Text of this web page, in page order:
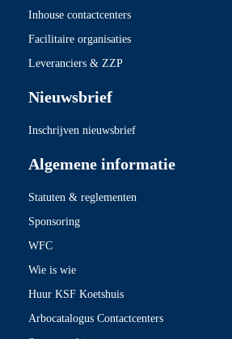
Inhouse contactcenters
Facilitaire organisaties
Leveranciers & ZZP
Nieuwsbrief
Inschrijven nieuwsbrief
Algemene informatie
Statuten & reglementen
Sponsoring
WFC
Wie is wie
Huur KSF Koetshuis
Arbocatalogus Contactcenters